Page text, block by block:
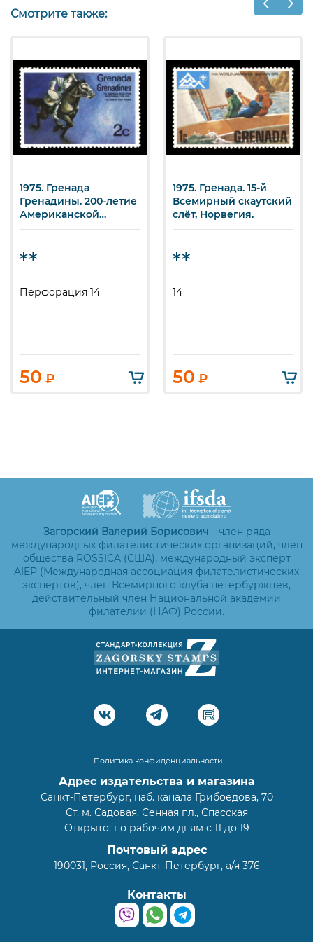
Смотрите также:
1975. Гренада
Гренадины. 200-летие
Американской
революции.
Перфорация 14
50 ₽
1975. Гренада. 15-й
Всемирный скаутский
слёт, Норвегия.
14
50 ₽
Загорский Валерий Борисович– член ряда
международных филателистических организаций, член
общества ROSSICA (США), международный эксперт
AIEP (Международная ассоциация филателистических
экспертов), член Всемирного клуба петербуржцев,
действительный член Национальной академии
филателии (НАФ) России.
Политика конфиденциальности
Адрес издательства и магазина
Санкт-Петербург, наб. канала Грибоедова, 70
Ст. м. Садовая, Сенная пл., Спасская
Открыто: по рабочим дням с 11 до 19
Почтовый адрес
190031, Россия, Санкт-Петербург, а/я 376
Контакты